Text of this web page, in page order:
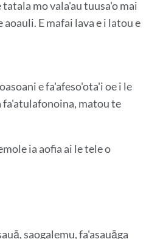
tatala mo vala'au tuusa'o mai
E mafai lava e i latou e
e fa'afeso'ota'i oe i le
fa'atulafonoina, matou te
ia aofia ai le tele o
saogalemu, fa'asauāga